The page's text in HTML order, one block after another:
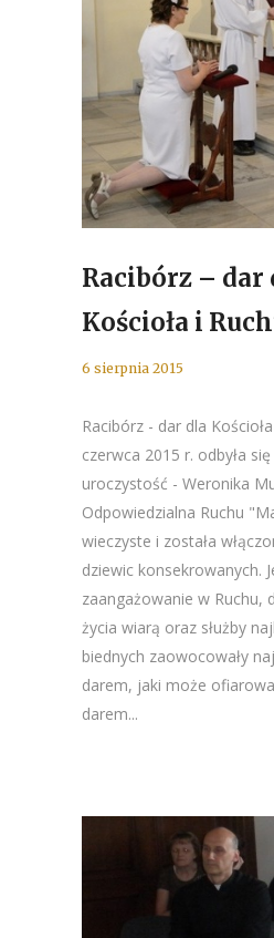
Racibórz – dar
Kościoła i
6 sierpnia 2015
Racibórz - dar dla
czerwca 2015 r. odbyła się
uroczystość - Weronika
Odpowiedzialna Ruchu
wieczyste i została
dziewic konsekrowanych.
zaangażowanie w Ruchu,
życia wiarą oraz służby
biednych zaowocowały
darem, jaki może
darem...